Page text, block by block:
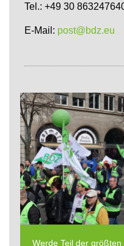
Tel.: +49 30
E-Mail: post@bdz.eu
Werde Teil der